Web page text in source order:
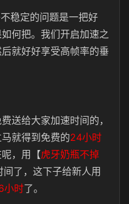
稳定的问题是一把好
何把。我们开启加速之
就好好享受高帧率的垂
送给大家加速时间的，
就得到免费的24小时
，用【虎牙奶瓶不掉
间了，这下子给新人用
小时了。